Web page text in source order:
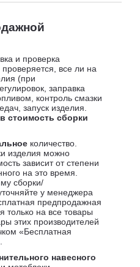
и проверка
все ли на
(при
заправка
контроль смазки
запуск изделия.
стоимость сборки
количество.
изделия можно
зависит от степени
на это время.
сборки/
у менеджера
предпродажная
только на все товары
этих производителей
«Бесплатная
навесного